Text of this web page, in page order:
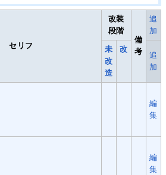
セリフ
改装
段階
備
考
追
加
未
改
造
改
追
加
編
集
編
集